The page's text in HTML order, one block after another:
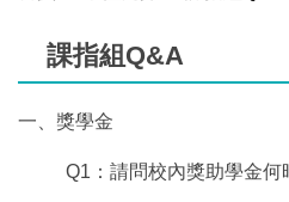
課指組Q&A
一、獎學金
Q1：請問校內獎助學金何